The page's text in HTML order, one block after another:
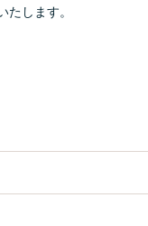
たします。